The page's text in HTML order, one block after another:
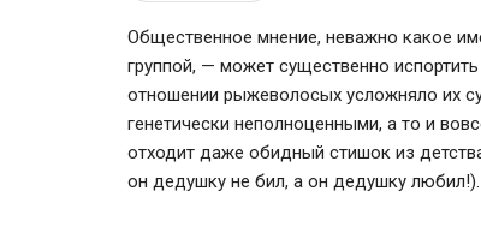
Общественное мнение, неважно какое
группой, — может существенно
отношении рыжеволосых усложняло их
генетически неполноценными, а то и
отходит даже обидный стишок из
он дедушку не бил, а он дедушку любил!).